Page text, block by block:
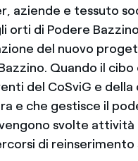
aziende e tessuto
orti di Podere
del nuovo
Quando il cibo
del CoSviG e
e che gestisce il
svolte attività
di reinserimento